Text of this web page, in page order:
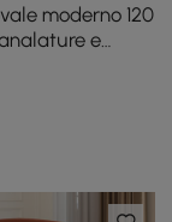
moderno 120
e
nero